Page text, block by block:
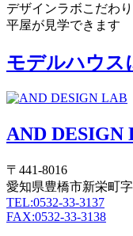
デザインラボこだわ
平屋が見学できます
モデルハウス
AND DESIGN
〒441-8016
愛知県豊橋市新栄町
TEL:0532-33-3137
FAX:0532-33-3138